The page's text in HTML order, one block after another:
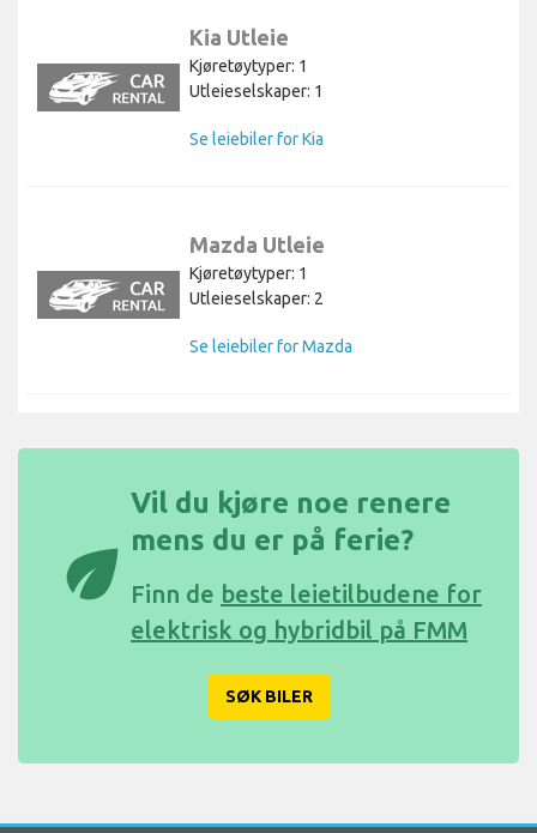
Kia Utleie
Kjøretøytyper: 1
Utleieselskaper: 1
Se leiebiler for Kia
Mazda Utleie
Kjøretøytyper: 1
Utleieselskaper: 2
Se leiebiler for Mazda
eco
Vil du kjøre noe renere
mens du er på ferie?
Finn de beste leietilbudene for
elektrisk og hybridbil på FMM
SØK BILER